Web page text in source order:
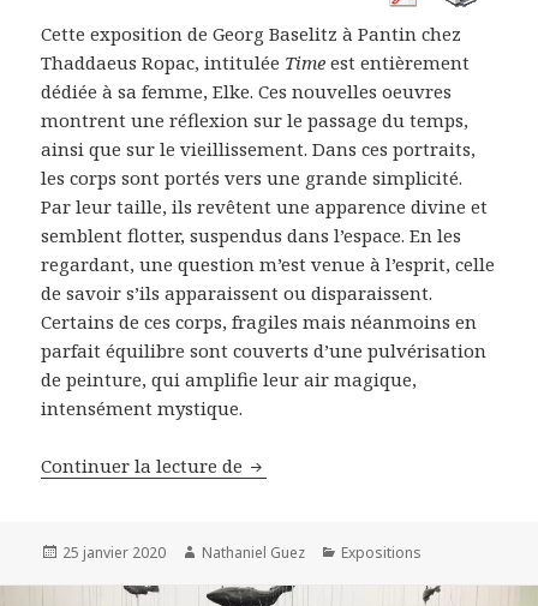
Cette exposition de Georg Baselitz à Pantin chez
Thaddaeus Ropac, intitulée Timeest entièrement
dédiée à sa femme, Elke. Ces nouvelles oeuvres
montrent une réflexion sur le passage du temps,
ainsi que sur le vieillissement. Dans ces portraits,
les corps sont portés vers une grande simplicité.
Par leur taille, ils revêtent une apparence divine et
semblent flotter, suspendus dans l’espace. En les
regardant, une question m’est venue à l’esprit, celle
de savoir s’ils apparaissent ou disparaissent.
Certains de ces corps, fragiles mais néanmoins en
parfait équilibre sont couverts d’une pulvérisation
de peinture, qui amplifie leur air magique,
intensément mystique.
Continuer la lecture de Georg Baselitz, chez Thaddaeus
Publié
25 janvier 2020 Auteur
Nathaniel Guez Catégories
Expositions